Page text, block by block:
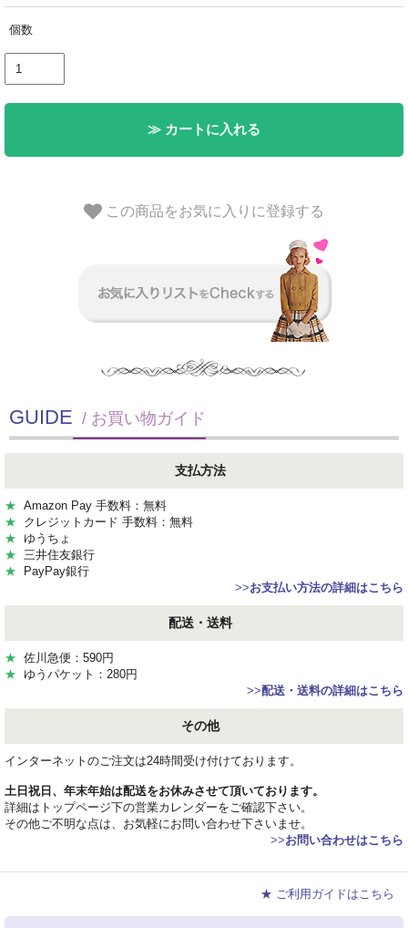
個数
≫ カートに入れる
この商品をお気に入りに登録する
GUIDE / お買い物ガイド
支払方法
★ Amazon Pay 手数料：無料
★ クレジットカード 手数料：無料
★ ゆうちょ
★ 三井住友銀行
★ PayPay銀行
>>お支払い方法の詳細はこちら
配送・送料
★ 佐川急便：590円
★ ゆうパケット：280円
>>配送・送料の詳細はこちら
その他
インターネットのご注文は24時間受け付けております。
土日祝日、年末年始は配送をお休みさせて頂いております。
詳細はトップページ下の営業カレンダーをご確認下さい。
その他ご不明な点は、お気軽にお問い合わせ下さいませ。
>>お問い合わせはこちら
★ ご利用ガイドはこちら